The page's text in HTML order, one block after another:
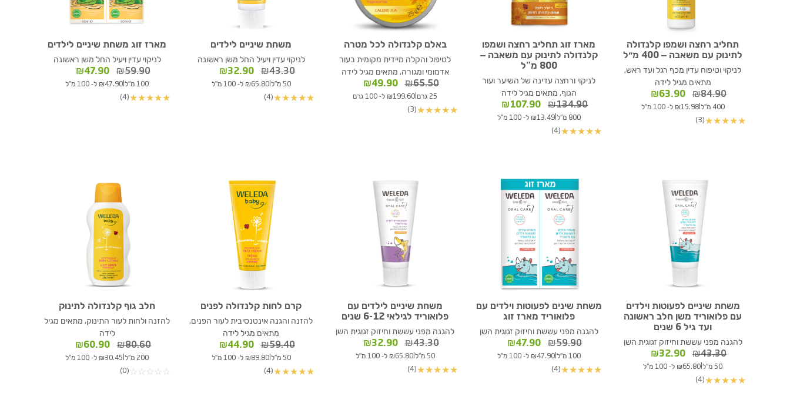
תחליב רחצה ושמפו קלנדולה
לתינוק עם משאבה – 400 מ״ל
לניקוי וטיפוח עדין מכף רגל ועד ראש,
מתאים מגיל לידה
₪84.90
המחיר
המקורי
₪63.90
המחיר
הנוכחי
400 מ"ל |₪15.98 ל- 100 מ"ל
★
★
★
★
★
(3)
מארז זוג תחליב רחצה ושמפו
קלנדולה לתינוק עם משאבה –
800 מ”ל
לניקוי ורחצה עדינה של השיער ועור
הגוף, מתאים מגיל לידה
₪134.90
המחיר
המקורי
₪107.90
המחיר
הנוכחי
800 מ"ל |₪13.49 ל- 100 מ"ל
★
★
★
★
★
(4)
באלם קלנדולה לכל מטרה
לטיפול והקלה מיידית מקומית בעור
אדמומי ומגורה, מתאים מגיל לידה
₪65.50
המחיר
המקורי
₪49.90
הנוכחי
25 גרם ₪199.60 ל- 100 גרם
★
★
★
★
★
(3)
משחת שיניים לילדים
לניקוי עדין ויעיל החל משן ראשונה
₪43.30
המחיר
המקורי
₪32.90
הנוכחי
50 מ"ל |₪65.80 ל- 100 מ"ל
★
★
★
★
★
(4)
מארז זוג משחת שיניים לילדים
לניקוי עדין ויעיל החל משן ראשונה
₪59.90
המחיר
המקורי
₪47.90
הנוכחי
100 מ"ל | ₪47.90 ל- 100 מ"ל
★
★
★
★
★
(4)
משחת שיניים לפעוטות וילדים
עם פלואוריד משן חלב ראשונה
ועד גיל 6 שנים
להגנה מפני עששת וחיזוק זגוגית השן
₪43.30
המחיר
המקורי
₪32.90
המחיר
הנוכחי
50 מ"ל | ₪65.80 ל- 100 מ"ל
★
★
★
★
★
(4)
משחת שינים לפעוטות וילדים עם
פלואוריד מארז זוג
להגנה מפני עששת וחיזוק זגוגית השן
₪59.90
המחיר
המקורי
₪47.90
המחיר
הנוכחי
100 מ"ל |₪47.90 ל- 100 מ"ל
★
★
★
★
★
(4)
משחת שיניים לילדים עם
פלואוריד לגילאי 6-12 שנים
להגנה מפני עששת וחיזוק זגוגית השן
₪43.30
המחיר
המקורי
₪32.90
הנוכחי
50 מ"ל |₪65.80 ל- 100 מ"ל
★
★
★
★
★
(4)
קרם לחות קלנדולה לפנים
להזנה והגנה אינטנסיבית לעור הפנים,
מתאים מגיל לידה
₪59.40
המחיר
המקורי
₪44.90
הנוכחי
50 מ"ל |₪89.80 ל- 100 מ"ל
★
★
★
★
★
(4)
חלב גוף קלנדולה לתינוק
להזנה ולחות לעור התינוק, מתאים מגיל
לידה
₪80.60
המחיר
המקורי
₪60.90
הנוכחי
200 מ"ל | ₪30.45 ל- 100 מ"ל
☆
☆
☆
☆
☆
(0)